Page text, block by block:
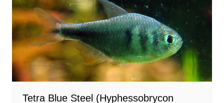
Tetra Blue Steel (Hyphessobrycon